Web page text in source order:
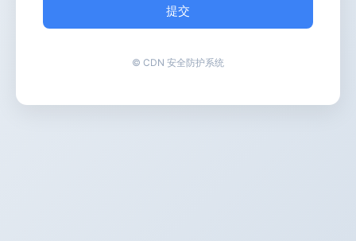
提交
© CDN 安全防护系统